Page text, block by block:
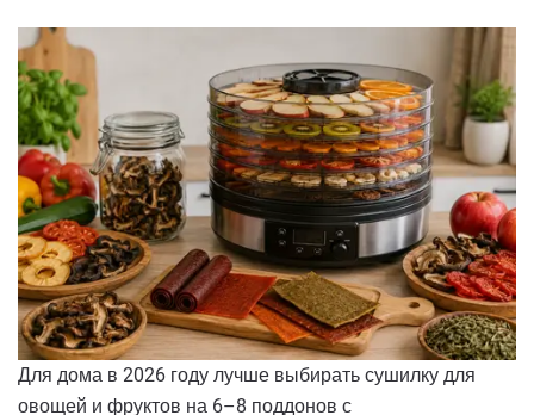
Для дома в 2026 году лучше выбирать сушилку для
овощей и фруктов на 6–8 поддонов с